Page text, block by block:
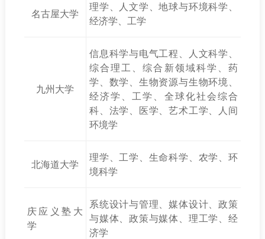
名古屋大学
理学、人文学、地球与环境科学、
经济学、工学
九州大学
信息科学与电气工程、人文科学、
综合理工、综合新领域科学、药
学、数学、生物资源与生物环境、
经济学、工学、全球化社会综合
科、法学、医学、艺术工学、人间
环境学
北海道大学
理学、工学、生命科学、农学、环
境科学
庆应义塾大
学
系统设计与管理、媒体设计、政策
与媒体、政策与媒体、理工学、经
济学